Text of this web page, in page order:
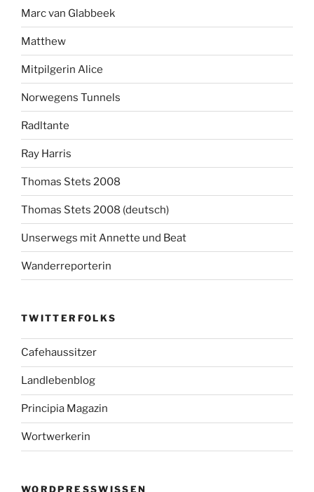
Marc van Glabbeek
Matthew
Mitpilgerin Alice
Norwegens Tunnels
Radltante
Ray Harris
Thomas Stets 2008
Thomas Stets 2008 (deutsch)
Unserwegs mit Annette und Beat
Wanderreporterin
TWITTERFOLKS
Cafehaussitzer
Landlebenblog
Principia Magazin
Wortwerkerin
WORDPRESSWISSEN